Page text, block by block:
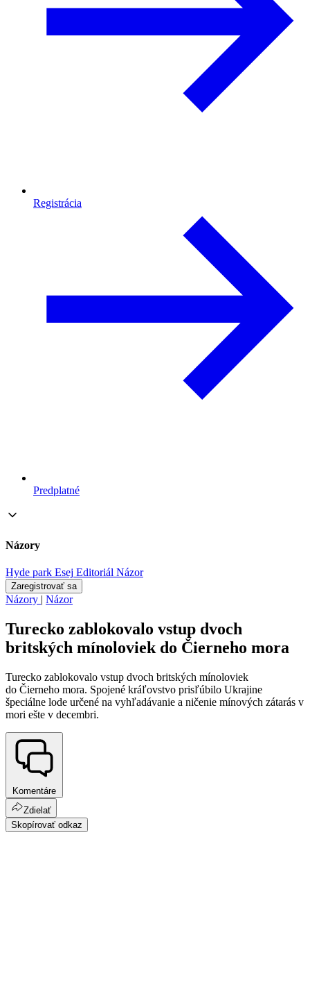
Registrácia
Predplatné
Názory
Hyde park Esej Editoriál Názor
Zaregistrovať sa
Názory | Názor
Turecko zablokovalo vstup dvoch
britských mínoloviek do Čierneho mora
Turecko zablokovalo vstup dvoch britských mínoloviek
do Čierneho mora. Spojené kráľovstvo prisľúbilo Ukrajine
špeciálne lode určené na vyhľadávanie a ničenie mínových zátarás v
mori ešte v decembri.
Komentáre
Zdielať
Skopírovať odkaz